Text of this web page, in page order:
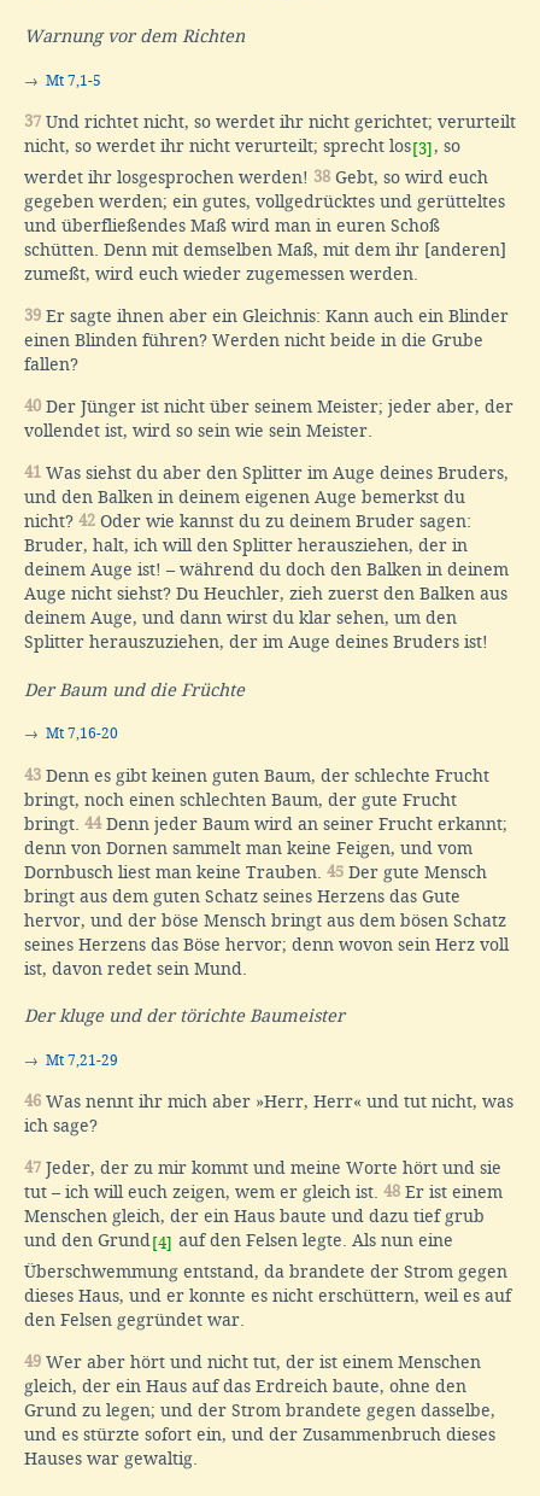
Warnung vor dem Richten
→ Mt 7,1-5
37 Und richtet nicht, so werdet ihr nicht gerichtet; verurteilt
nicht, so werdet ihr nicht verurteilt; sprecht los [3] , so
werdet ihr losgesprochen werden! 38 Gebt, so wird euch
gegeben werden; ein gutes, vollgedrücktes und gerütteltes
und überfließendes Maß wird man in euren Schoß
schütten. Denn mit demselben Maß, mit dem ihr [anderen]
zumeßt, wird euch wieder zugemessen werden.
39 Er sagte ihnen aber ein Gleichnis: Kann auch ein Blinder
einen Blinden führen? Werden nicht beide in die Grube
fallen?
40 Der Jünger ist nicht über seinem Meister; jeder aber, der
vollendet ist, wird so sein wie sein Meister.
41 Was siehst du aber den Splitter im Auge deines Bruders,
und den Balken in deinem eigenen Auge bemerkst du
nicht? 42 Oder wie kannst du zu deinem Bruder sagen:
Bruder, halt, ich will den Splitter herausziehen, der in
deinem Auge ist! – während du doch den Balken in deinem
Auge nicht siehst? Du Heuchler, zieh zuerst den Balken aus
deinem Auge, und dann wirst du klar sehen, um den
Splitter herauszuziehen, der im Auge deines Bruders ist!
Der Baum und die Früchte
→ Mt 7,16-20
43 Denn es gibt keinen guten Baum, der schlechte Frucht
bringt, noch einen schlechten Baum, der gute Frucht
bringt. 44Denn jeder Baum wird an seiner Frucht erkannt;
denn von Dornen sammelt man keine Feigen, und vom
Dornbusch liest man keine Trauben. 45 Der gute Mensch
bringt aus dem guten Schatz seines Herzens das Gute
hervor, und der böse Mensch bringt aus dem bösen Schatz
seines Herzens das Böse hervor; denn wovon sein Herz voll
ist, davon redet sein Mund.
Der kluge und der törichte Baumeister
→ Mt 7,21-29
46 Was nennt ihr mich aber »Herr, Herr« und tut nicht, was
ich sage?
47 Jeder, der zu mir kommt und meine Worte hört und sie
tut – ich will euch zeigen, wem er gleich ist. 48 Er ist einem
Menschen gleich, der ein Haus baute und dazu tief grub
und den Grund [4] auf den Felsen legte. Als nun eine
Überschwemmung entstand, da brandete der Strom gegen
dieses Haus, und er konnte es nicht erschüttern, weil es auf
den Felsen gegründet war.
49 Wer aber hört und nicht tut, der ist einem Menschen
gleich, der ein Haus auf das Erdreich baute, ohne den
Grund zu legen; und der Strom brandete gegen dasselbe,
und es stürzte sofort ein, und der Zusammenbruch dieses
Hauses war gewaltig.